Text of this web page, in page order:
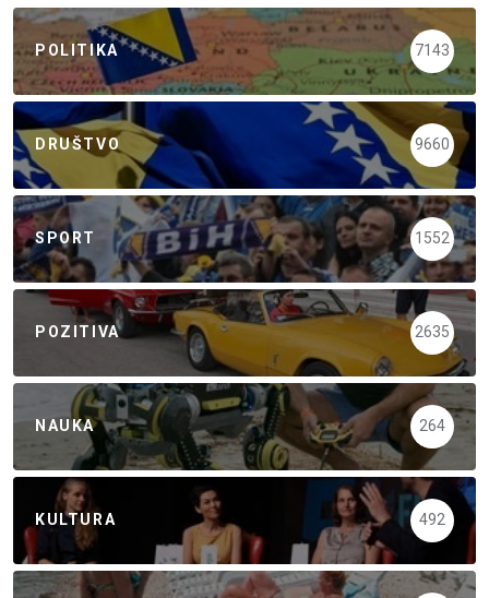
POLITIKA 7143
DRUŠTVO 9660
SPORT 1552
POZITIVA 2635
NAUKA 264
KULTURA 492